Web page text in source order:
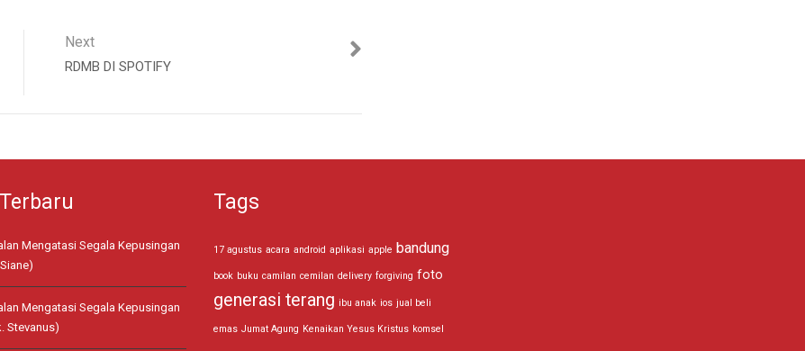
Next
RDMB DI SPOTIFY
Mengatasi Segala Kepusingan
Mengatasi Segala Kepusingan
Stevanus)
Tags
17 agustus acara android aplikasi apple bandung
book buku camilan cemilan delivery forgiving foto
generasi terang ibu anak ios jual beli
emas Jumat Agung Kenaikan Yesus Kristus komsel